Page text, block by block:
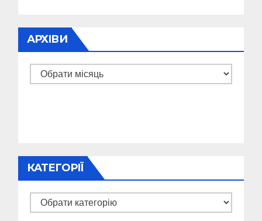
АРХІВИ
Архіви
КАТЕГОРІЇ
Категорії